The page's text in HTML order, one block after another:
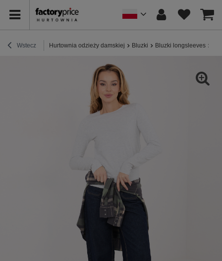
Wstecz Hurtownia odzieży damskiej Bluzki Bluzki longsleeves